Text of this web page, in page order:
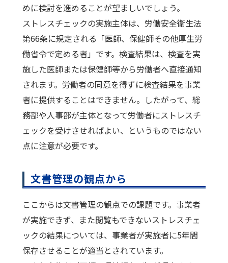
めに検討を進めることが望ましいでしょう。
ストレスチェックの実施主体は、労働安全衛生法
第66条に規定される「医師、保健師その他厚生労
働省令で定める者」です。検査結果は、検査を実
施した医師または保健師等から労働者へ直接通知
されます。労働者の同意を得ずに検査結果を事業
者に提供することはできません。したがって、総
務部や人事部が主体となって労働者にストレスチ
ェックを受けさせればよい、というものではない
点に注意が必要です。
文書管理の観点から
ここからは文書管理の観点での課題です。事業者
が実施できず、また閲覧もできないストレスチェ
ックの結果については、事業者が実施者に5年間
保存させることが適当とされています。